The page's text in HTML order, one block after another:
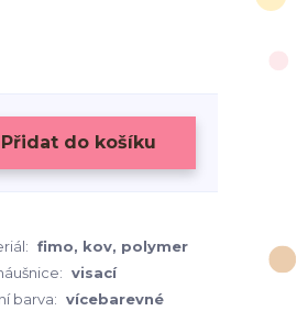
Přidat do košíku
fimo, kov, polymer
visací
barva: vícebarevné